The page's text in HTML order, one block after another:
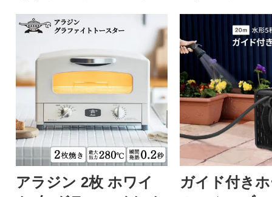
アラジン 2枚 ホワイ
ガイド付き